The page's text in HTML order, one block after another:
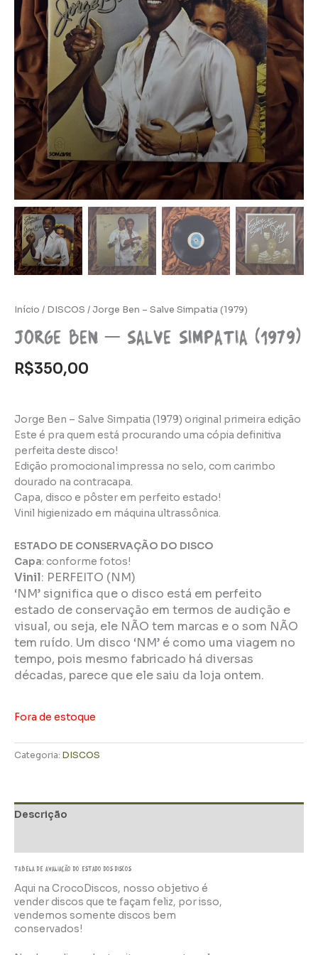
Início / DISCOS / Jorge Ben – Salve Simpatia (1979)
Jorge Ben – Salve Simpatia (1979)
R$350,00
Jorge Ben – Salve Simpatia (1979) original primeira edição
Este é pra quem está procurando uma cópia definitiva
perfeita deste disco!
Edição promocional impressa no selo, com carimbo
dourado na contracapa.
Capa, disco e pôster em perfeito estado!
Vinil higienizado em máquina ultrassônica.
ESTADO DE CONSERVAÇÃO DO DISCO
Capa: conforme fotos!
Vinil: PERFEITO (NM)
‘NM’ significa que o disco está em perfeito
estado de conservação em termos de audição e
visual, ou seja, ele NÃO tem marcas e o som NÃO
tem ruído. Um disco ‘NM’ é como uma viagem no
tempo, pois mesmo fabricado há diversas
décadas, parece que ele saiu da loja ontem.
Fora de estoque
Categoria: DISCOS
Descrição
TABELA DE AVALIAÇÃo do estado dos discos
Aqui na CrocoDiscos, nosso objetivo é
vender discos que te façam feliz, por isso,
vendemos somente discos bem
conservados!